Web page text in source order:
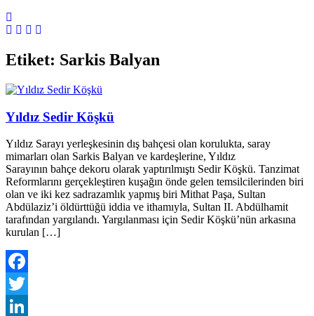
Etiket: Sarkis Balyan
Yıldız Sedir Köşkü
Yıldız Sarayı yerleşkesinin dış bahçesi olan korulukta, saray
mimarları olan Sarkis Balyan ve kardeşlerine, Yıldız
Sarayının bahçe dekoru olarak yaptırılmıştı Sedir Köşkü. Tanzimat
Reformlarını gerçekleştiren kuşağın önde gelen temsilcilerinden biri
olan ve iki kez sadrazamlık yapmış biri Mithat Paşa, Sultan
Abdülaziz’i öldürttüğü iddia ve ithamıyla, Sultan II. Abdülhamit
tarafından yargılandı. Yargılanması için Sedir Köşkü’nün arkasına
kurulan […]
Facebook
Twitter